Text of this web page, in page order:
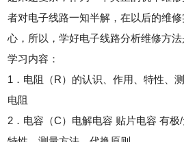
者对电子线路一知半解，在以后的维
心，所以，学好电子线路分析维修方法
学习内容：
1．电阻（R）的认识、作用、特性、
电阻
2．电容（C）电解电容 贴片电容 有极